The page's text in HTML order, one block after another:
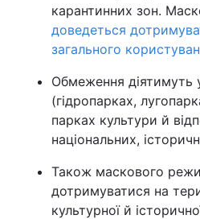
карантинних зон.
доведеться
загального
Обмеження діятимуть
(гідропарках,
парках культури й
національних,
Також маскового
дотримуватися на
культурної й